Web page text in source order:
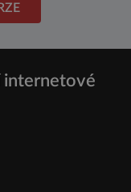
internetové